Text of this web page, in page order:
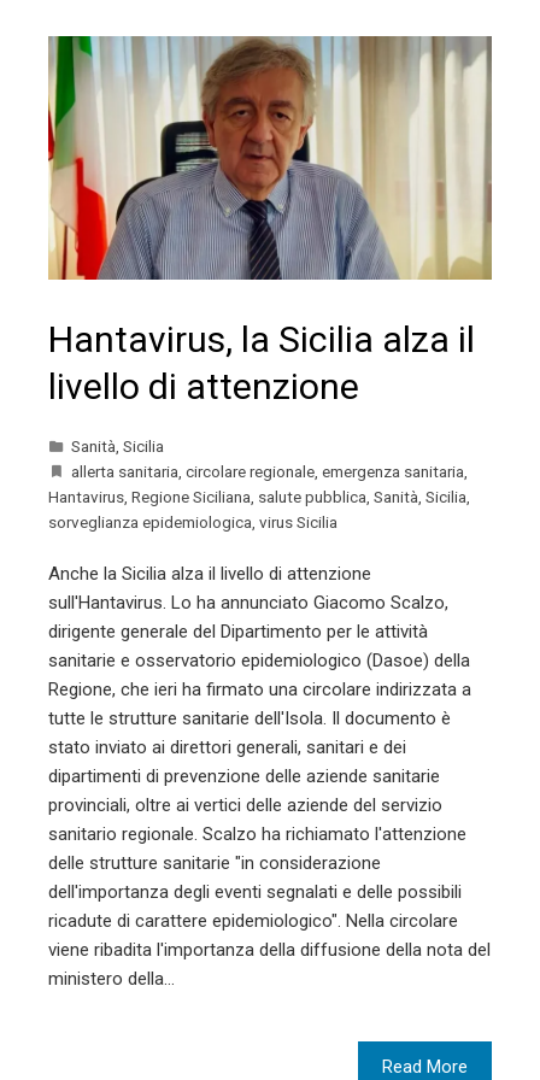
Hantavirus, la Sicilia alza il
livello di attenzione
Sanità, Sicilia
allerta sanitaria, circolare regionale, emergenza sanitaria,
Hantavirus, Regione Siciliana, salute pubblica, Sanità, Sicilia,
sorveglianza epidemiologica, virus Sicilia
Anche la Sicilia alza il livello di attenzione
sull'Hantavirus. Lo ha annunciato Giacomo Scalzo,
dirigente generale del Dipartimento per le attività
sanitarie e osservatorio epidemiologico (Dasoe) della
Regione, che ieri ha firmato una circolare indirizzata a
tutte le strutture sanitarie dell'Isola. Il documento è
stato inviato ai direttori generali, sanitari e dei
dipartimenti di prevenzione delle aziende sanitarie
provinciali, oltre ai vertici delle aziende del servizio
sanitario regionale. Scalzo ha richiamato l'attenzione
delle strutture sanitarie "in considerazione
dell'importanza degli eventi segnalati e delle possibili
ricadute di carattere epidemiologico". Nella circolare
viene ribadita l'importanza della diffusione della nota del
ministero della…
Read More